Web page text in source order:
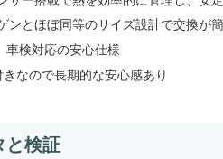
ンとほぼ同等のサイズ設計で交換が
車検対応の安心仕様
きなので長期的な安心感あり
と検証